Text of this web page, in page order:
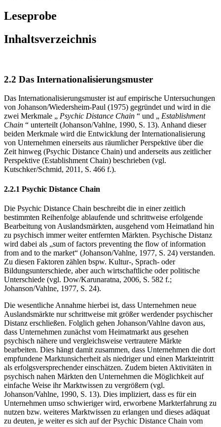
Leseprobe
Inhaltsverzeichnis
2.2 Das Internationalisierungsmuster
Das Internationalisierungsmuster ist auf empirische Untersuchungen
von Johanson/Wiedersheim-Paul (1975) gegründet und wird in die
zwei Merkmale „ Psychic Distance Chain “ und „ Establishment
Chain “ unterteilt (Johanson/Vahlne, 1990, S. 13). Anhand dieser
beiden Merkmale wird die Entwicklung der Internationalisierung
von Unternehmen einerseits aus räumlicher Perspektive über die
Zeit hinweg (Psychic Distance Chain) und anderseits aus zeitlicher
Perspektive (Establishment Chain) beschrieben (vgl.
Kutschker/Schmid, 2011, S. 466 f.).
2.2.1 Psychic Distance Chain
Die Psychic Distance Chain beschreibt die in einer zeitlich
bestimmten Reihenfolge ablaufende und schrittweise erfolgende
Bearbeitung von Auslandsmärkten, ausgehend vom Heimatland hin
zu psychisch immer weiter entfernten Märkten. Psychische Distanz
wird dabei als „sum of factors preventing the flow of information
from and to the market“ (Johanson/Vahlne, 1977, S. 24) verstanden.
Zu diesen Faktoren zählen bspw. Kultur-, Sprach- oder
Bildungsunterschiede, aber auch wirtschaftliche oder politische
Unterschiede (vgl. Dow/Karunaratna, 2006, S. 582 f.;
Johanson/Vahlne, 1977, S. 24).
Die wesentliche Annahme hierbei ist, dass Unternehmen neue
Auslandsmärkte nur schrittweise mit größer werdender psychischer
Distanz erschließen. Folglich gehen Johanson/Vahlne davon aus,
dass Unternehmen zunächst vom Heimatmarkt aus gesehen
psychisch nähere und vergleichsweise vertrautere Märkte
bearbeiten. Dies hängt damit zusammen, dass Unternehmen die dort
empfundene Marktunsicherheit als niedriger und einen Markteintritt
als erfolgsversprechender einschätzen. Zudem bieten Aktivitäten in
psychisch nahen Märkten den Unternehmen die Möglichkeit auf
einfache Weise ihr Marktwissen zu vergrößern (vgl.
Johanson/Vahlne, 1990, S. 13). Dies impliziert, dass es für ein
Unternehmen umso schwieriger wird, erworbene Markterfahrung zu
nutzen bzw. weiteres Marktwissen zu erlangen und dieses adäquat
zu deuten, je weiter es sich auf der Psychic Distance Chain vom